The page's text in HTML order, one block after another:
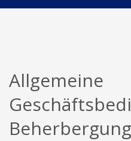
Allgemeine